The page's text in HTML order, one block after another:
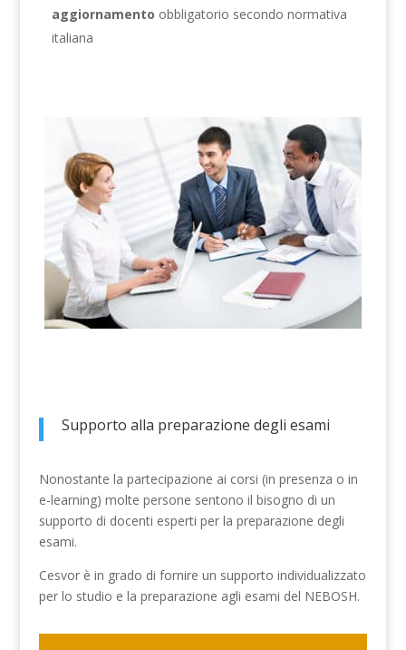
aggiornamento obbligatorio secondo normativa
italiana
Supporto alla preparazione degli esami
Nonostante la partecipazione ai corsi (in presenza o in
e-learning) molte persone sentono il bisogno di un
supporto di docenti esperti per la preparazione degli
esami.
Cesvor è in grado di fornire un supporto individualizzato
per lo studio e la preparazione agli esami del NEBOSH.